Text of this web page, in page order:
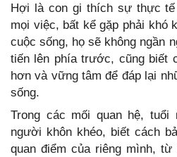
Hợi là con gi thích sự thực
mọi việc, bất kể gặp phải khó
cuộc sống, họ sẽ không ngần
tiến lên phía trước, cũng biết
hơn và vững tâm để đáp lại
sống.
Trong các mối quan hệ, tuổi
người khôn khéo, biết cách
quan điểm của riêng mình,